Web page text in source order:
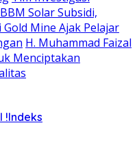
Solar Subsidi,
Gold Mine Ajak Pelajar
H. Muhammad Faizal
Menciptakan
!Indeks